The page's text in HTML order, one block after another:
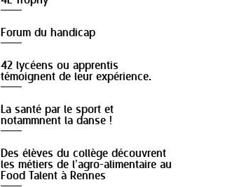
Forum du handicap
42 lycéens ou apprentis
témoignent de leur expérience.
La santé par le sport et
notammnent la danse !
Des élèves du collège découvrent
les métiers de l’agro-alimentaire au
Food Talent à Rennes